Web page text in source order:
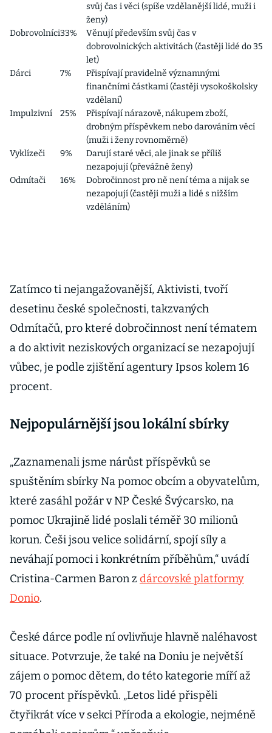
svůj čas i věci (spíše vzdělanější lidé, muži i
ženy)
Dobrovolníci33%
Věnují především svůj čas v
dobrovolnických aktivitách (častěji lidé do 35
let)
Dárci
7%
Přispívají pravidelně významnými
finančními částkami (častěji vysokoškolsky
vzdělaní)
Impulzivní
25%
Přispívají nárazově, nákupem zboží,
drobným příspěvkem nebo darováním věcí
(muži i ženy rovnoměrně)
Vyklízeči
9%
Darují staré věci, ale jinak se příliš
nezapojují (převážně ženy)
Odmítači
16%
Dobročinnost pro ně není téma a nijak se
nezapojují (častěji muži a lidé s nižším
vzděláním)
Zatímco ti nejangažovanější, Aktivisti, tvoří
desetinu české společnosti, takzvaných
Odmítačů, pro které dobročinnost není tématem
a do aktivit neziskových organizací se nezapojují
vůbec, je podle zjištění agentury Ipsos kolem 16
procent.
Nejpopulárnější jsou lokální sbírky
„Zaznamenali jsme nárůst příspěvků se
spuštěním sbírky Na pomoc obcím a obyvatelům,
které zasáhl požár v NP České Švýcarsko, na
pomoc Ukrajině lidé poslali téměř 30 milionů
korun. Češi jsou velice solidární, spojí síly a
neváhají pomoci i konkrétním příběhům,“ uvádí
Cristina-Carmen Baron z dárcovské platformy
Donio.
České dárce podle ní ovlivňuje hlavně naléhavost
situace. Potvrzuje, že také na Doniu je největší
zájem o pomoc dětem, do této kategorie míří až
70 procent příspěvků. „Letos lidé přispěli
čtyřikrát více v sekci Příroda a ekologie, nejméně